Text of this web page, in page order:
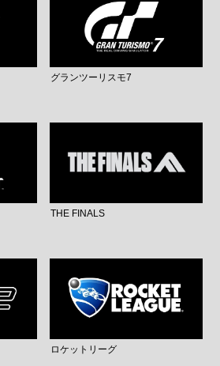
グランツーリスモ7
THE FINALS
ロケットリーグ